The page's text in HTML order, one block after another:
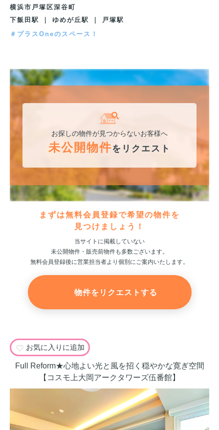
横浜市戸塚区深谷町
下飯田駅 ｜ ゆめが丘駅 ｜ 戸塚駅
＃プラスOneのスペース！
お探しの物件が見つからないお客様へ
未公開物件をリクエスト
まずは無料会員登録で希望の物件を
見つけましょう！
当サイトに掲載していない
未公開物件・販売前物件も多数ございます。
無料会員登録後に営業担当者より個別にご案内いたします。
物件をリクエストする
お気に入りに追加
Full Reform★心地よい光と風を招く穏やかな寛ぎ空間
【コスモ上大岡アークタワーズ伍番館】